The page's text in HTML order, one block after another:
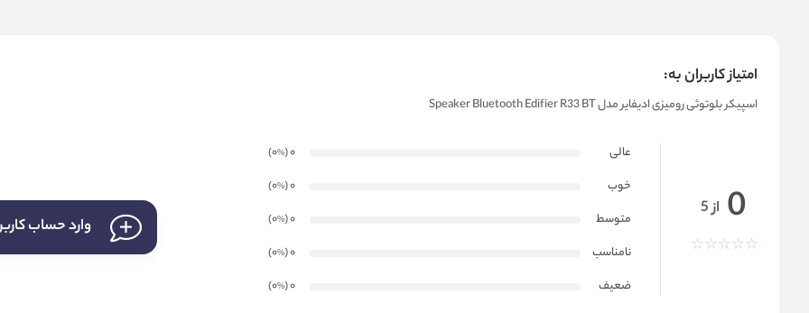
امتیاز کاربران به:
اسپیکر بلوتوثی رومیزی ادیفایر مدل Speaker Bluetooth Edifier R33 BT
0 از 5
عالی 0
(0
%
)
خوب
0
(0
%
)
متوسط
0
(0
%
)
نامناسب
0
(0
%
)
ضعیف
0
(0
%
)
وارد حساب